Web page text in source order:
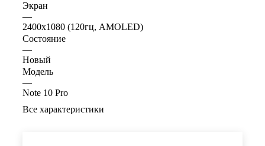
Экран
—
2400x1080 (120гц, AMOLED)
Состояние
—
Новый
Модель
—
Note 10 Pro
Все характеристики